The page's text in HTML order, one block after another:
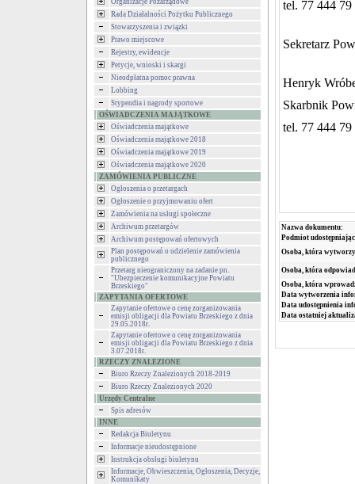
Organizacje Pozarządowe
Rada Działalności Pożytku Publicznego
Stowarzyszenia i związki
Prawo miejscowe
Rejestry, ewidencje
Petycje, wnioski i skargi
Nieodpłatna pomoc prawna
Lobbing
Stypendia i nagrody sportowe
OŚWIADCZENIA MAJĄTKOWE
Oświadczenia majątkowe
Oświadczenia majątkowe 2018
Oświadczenia majątkowe 2019
Oświadczenia majątkowe 2020
ZAMÓWIENIA PUBLICZNE
Ogłoszenia o przetargach
Ogłoszenie o przyjmowaniu ofert
Zamówienia na usługi społeczne
Archiwum przetargów
Archiwum postępowań ofertowych
Plan postępowań o udzielenie zamówienia
publicznego
Przetarg nieograniczony na zadanie pn.
"Ubezpieczenie komunikacyjne Powiatu
Brzeskiego"
ZAPYTANIA OFERTOWE
Zapytanie ofertowe o cenę zorganizowania
emisji obligacji dla Powiatu Brzeskiego z dnia
29.05.2018r.
Zapytanie ofertowe o cenę zorganizowania
emisji obligacji dla Powiatu Brzeskiego z dnia
3.07.2018r.
RZECZY ZNALEZIONE
Biuro Rzeczy Znalezionych 2018-2019
Biuro Rzeczy Znalezionych 2020
Urzędy Centralne
Spis adresów
INNE
Redakcja Biuletynu
Informacje nieudostępnione
Instrukcja obsługi biuletynu
Informacje, Obwieszczenia, Ogłoszenia, Decyzje,
Komunikaty
tel. 77 444 79
Sekretarz
Henryk
Skarbnik
tel. 77 444 79
Nazwa dokumentu:
Podmiot
Osoba, która
Osoba, która
Osoba, która
Data wytworzenia
Data udostępnienia
Data ostatniej